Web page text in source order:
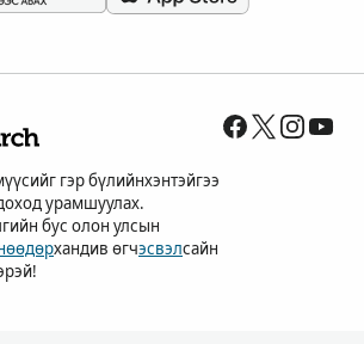
гэр бүлийнхэнтэйгээ
урамшуулах.
бус олон улсын
хандив өгчэсвэлсайн